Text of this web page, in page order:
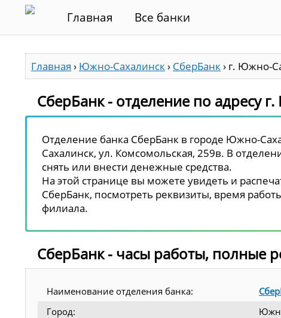
Главная Все банки
Главная › Южно-Сахалинск› СберБанк› г. Южно-
СберБанк - отделение по адресу
Отделение банка СберБанк в городе Южно-
Сахалинск, ул. Комсомольская, 259в. В
снять или внести денежные средства.
На этой странице вы можете увидеть и
СберБанк, посмотреть реквизиты, время
филиала.
СберБанк - часы работы, полные
Наименование отделения банка:
Город: